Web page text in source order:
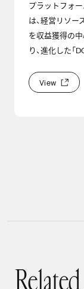
プラットフォー
は、経営リソー
を収益獲得の
り、進化した「
View
View
Related
# Technology #
の「Token」
こと
【ClawCon
──AIエージ